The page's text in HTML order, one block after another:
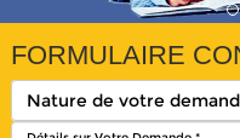
FORMULAIRE
Nature de votre